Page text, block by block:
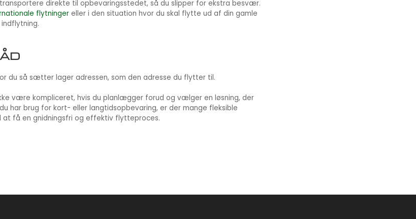
direkte til opbevaringsstedet, så du slipper for ekstra besvær.
flytninger eller i den situation hvor du skal flytte ud af din gamle
du så sætter lager adressen, som den adresse du flytter til.
være kompliceret, hvis du planlægger forud og vælger en løsning, der
har brug for kort- eller langtidsopbevaring, er der mange fleksible
at få en gnidningsfri og effektiv flytteproces.